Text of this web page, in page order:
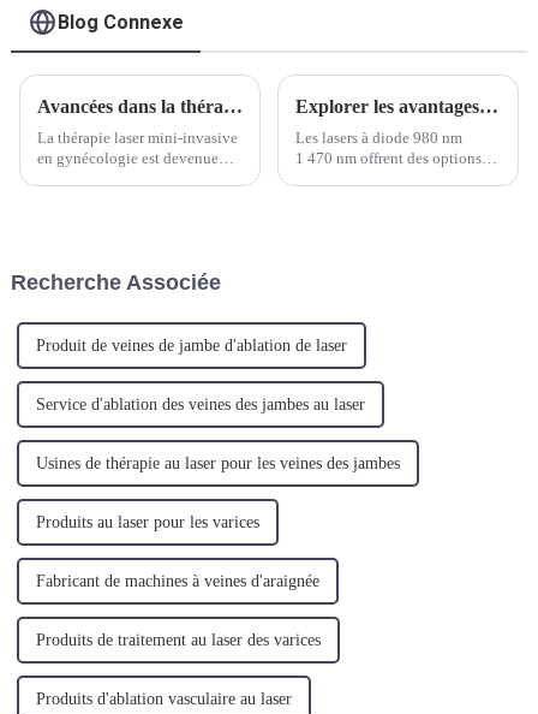
Blog Connexe
Avancées dans la thérapie gynécologique au laser
La thérapie laser mini-invasive
en gynécologie est devenue
Explorer les avantages des longueurs d'onde de 980 nm et 1 470 nm dans la technologie laser ORL
Les lasers à diode 980 nm
1 470 nm offrent des options
Recherche Associée
Produit de veines de jambe d'ablation de laser
Service d'ablation des veines des jambes au laser
Usines de thérapie au laser pour les veines des jambes
Produits au laser pour les varices
Fabricant de machines à veines d'araignée
Produits de traitement au laser des varices
Produits d'ablation vasculaire au laser